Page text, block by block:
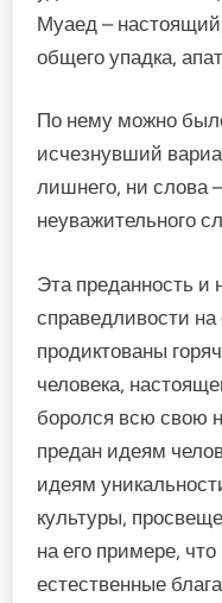
Муаед –
общего упадка,
По нему можно
исчезнувший
лишнего, ни слова
неуважительного
Эта преданность и
справедливости
продиктованы
человека,
боролся всю свою
предан идеям
идеям
культуры,
на его примере,
естественные